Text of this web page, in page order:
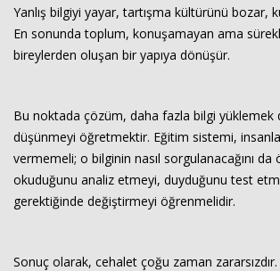
Yanlış bilgiyi yayar, tartışma kültürünü bozar,
En sonunda toplum, konuşamayan ama
bireylerden oluşan bir yapıya dönüşür.
Bu noktada çözüm, daha fazla bilgi yüklemek
düşünmeyi öğretmektir. Eğitim sistemi,
vermemeli; o bilginin nasıl sorgulanacağını
okuduğunu analiz etmeyi, duyduğunu test
gerektiğinde değiştirmeyi öğrenmelidir.
Sonuç olarak, cehalet çoğu zaman zararsızdır.